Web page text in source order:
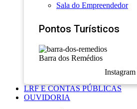
Sala do Empreendedor
Pontos Turísticos
Barra dos Remédios
Instagram
LRF E CONTAS PÚBLICAS
OUVIDORIA